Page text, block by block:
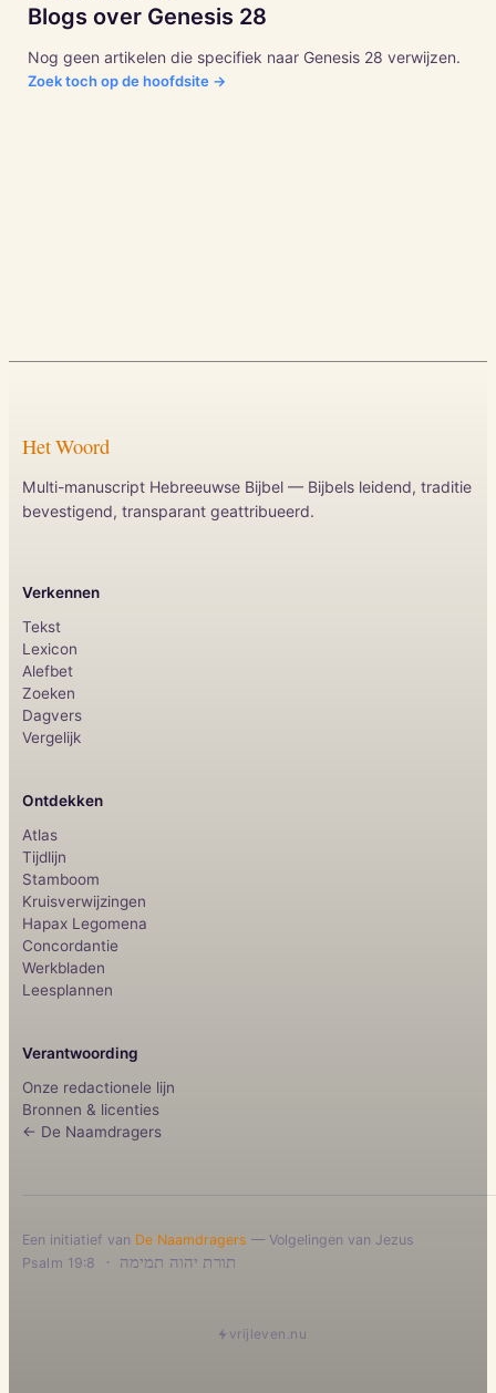
Blogs over Genesis 28
Nog geen artikelen die specifiek naar Genesis 28 verwijzen.
Zoek toch op de hoofdsite →
Het Woord
Multi-manuscript Hebreeuwse Bijbel — Bijbels leidend, traditie
bevestigend, transparant geattribueerd.
Verkennen
Tekst
Lexicon
Alefbet
Zoeken
Dagvers
Vergelijk
Ontdekken
Atlas
Tijdlijn
Stamboom
Kruisverwijzingen
Hapax Legomena
Concordantie
Werkbladen
Leesplannen
Verantwoording
Onze redactionele lijn
Bronnen & licenties
← De Naamdragers
Een initiatief van De Naamdragers — Volgelingen van Jezus
תורת יהוה תמימה ·
Psalm 19:8
vrijleven.nu